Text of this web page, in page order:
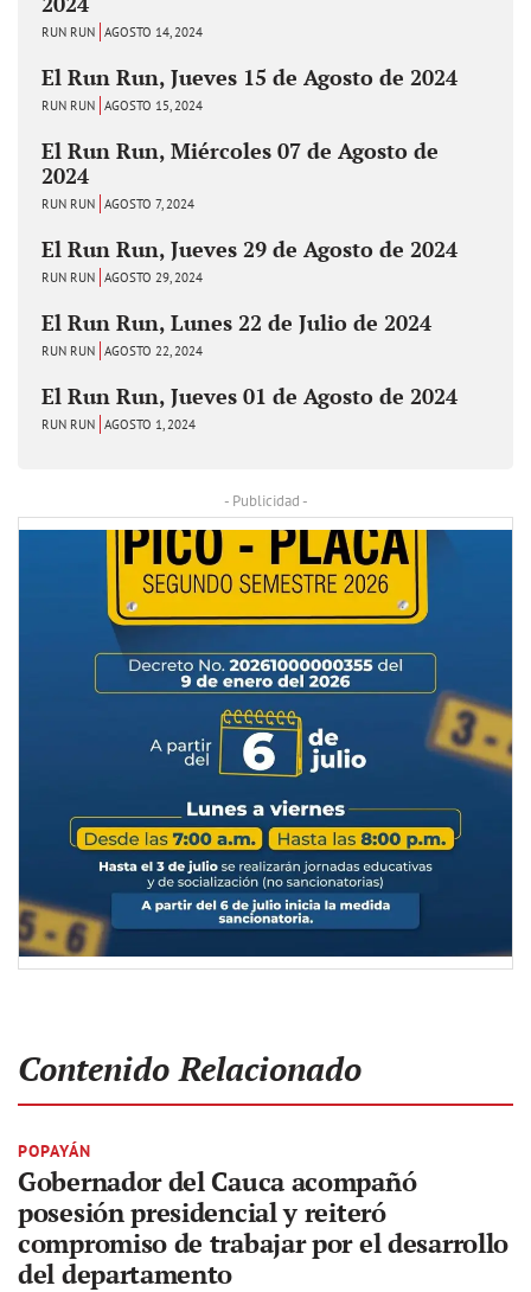
RUN RUN AGOSTO 14, 2024
El Run Run, Jueves 15 de Agosto de 2024
RUN RUN AGOSTO 15, 2024
El Run Run, Miércoles 07 de Agosto de
2024
RUN RUN AGOSTO 7, 2024
El Run Run, Jueves 29 de Agosto de 2024
RUN RUN AGOSTO 29, 2024
El Run Run, Lunes 22 de Julio de 2024
RUN RUN AGOSTO 22, 2024
El Run Run, Jueves 01 de Agosto de 2024
RUN RUN AGOSTO 1, 2024
- Publicidad -
Contenido Relacionado
POPAYÁN
Gobernador del Cauca acompañó
posesión presidencial y reiteró
compromiso de trabajar por el desarrollo
del departamento